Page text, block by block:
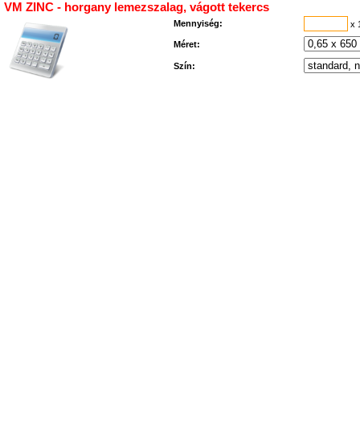
VM ZINC - horgany lemezszalag, vágott tekercs
Mennyiség: x
Méret:
Szín: